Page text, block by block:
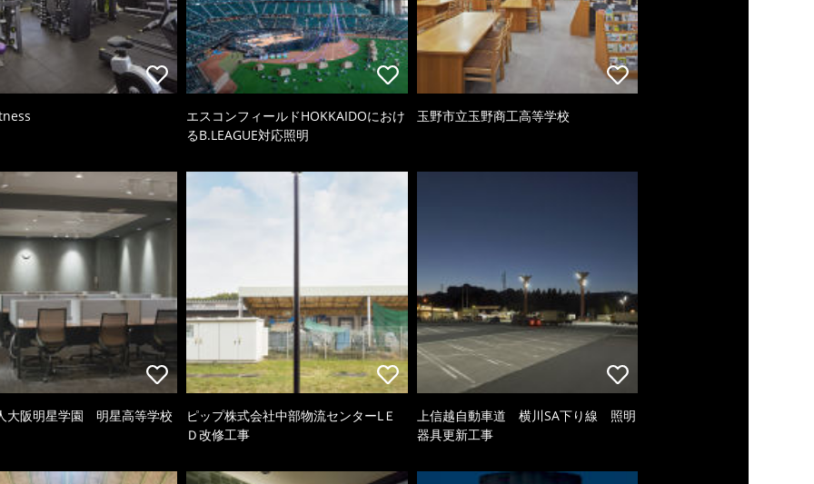
エスコンフィールドHOKKAIDOにおけ
るB.LEAGUE対応照明
玉野市立玉野商工高等学校
大阪明星学園 明星高等学校
ピップ株式会社中部物流センターLＥ
Ｄ改修工事
上信越自動車道 横川SA下り線 照明
器具更新工事